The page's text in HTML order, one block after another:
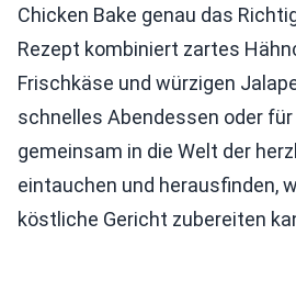
Chicken Bake genau das
Rezept kombiniert zartes
Frischkäse und würzigen
schnelles Abendessen oder
gemeinsam in die Welt der
eintauchen und herausfinden,
köstliche Gericht zubereiten